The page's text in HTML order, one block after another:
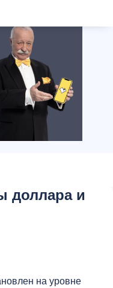
доллара и
на уровне